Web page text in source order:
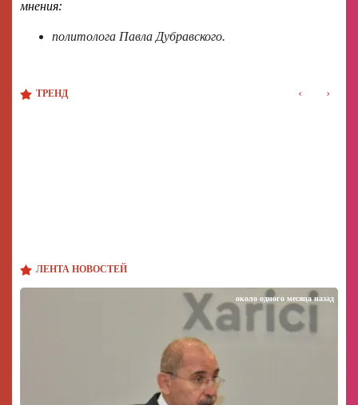
ЛЕНТА НОВОСТЕЙ
около одного месяца назад
мнения:
политолога Павла Дубравского.
ТРЕНД ‹ ›